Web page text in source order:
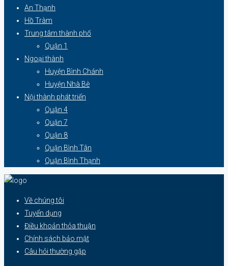
An Thạnh
Hồ Tràm
Trung tâm thành phố
Quận 1
Ngoại thành
Huyện Bình Chánh
Huyện Nhà Bè
Nội thành phát triển
Quận 4
Quận 7
Quận 8
Quận Bình Tân
Quận Bình Thạnh
Về chúng tôi
Tuyển dụng
Điều khoản thỏa thuận
Chính sách bảo mật
Câu hỏi thường gặp